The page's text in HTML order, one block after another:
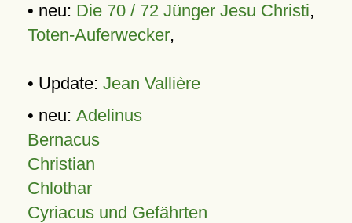
• neu: Die 70 / 72 Jünger Jesu Christi,
Toten-Auferwecker,
• Update: Jean Vallière
• neu: Adelinus
Bernacus
Christian
Chlothar
Cyriacus und Gefährten